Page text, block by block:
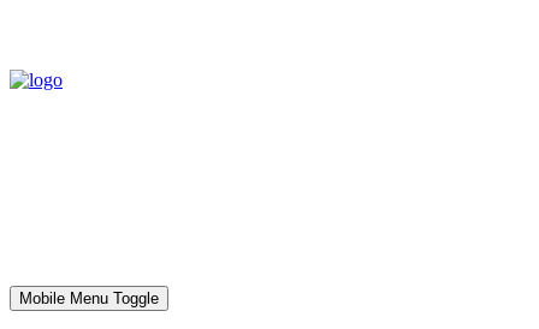
Mobile Menu Toggle